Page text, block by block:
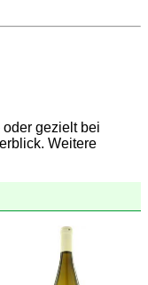
oder gezielt bei
Weitere